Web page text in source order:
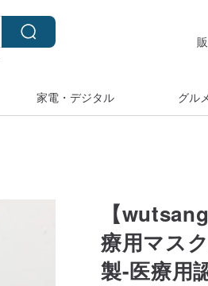
家電・デジタル グル
【
療用マス
製-医療用